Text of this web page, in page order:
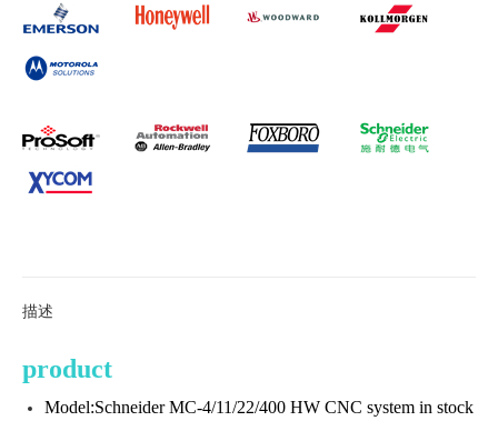
描述
product
Model:Schneider MC-4/11/22/400 HW CNC system in stock